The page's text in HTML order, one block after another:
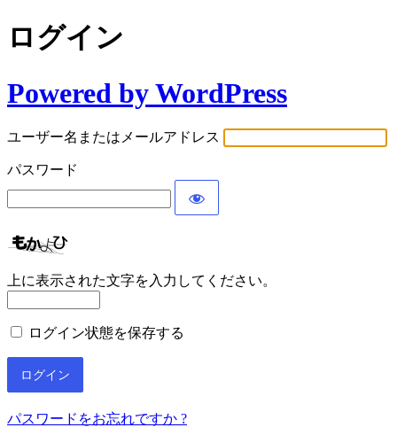
ログイン
Powered by WordPress
ユーザー名またはメールアドレス
パスワード
上に表示された文字を入力してください。
ログイン状態を保存する
パスワードをお忘れですか ?